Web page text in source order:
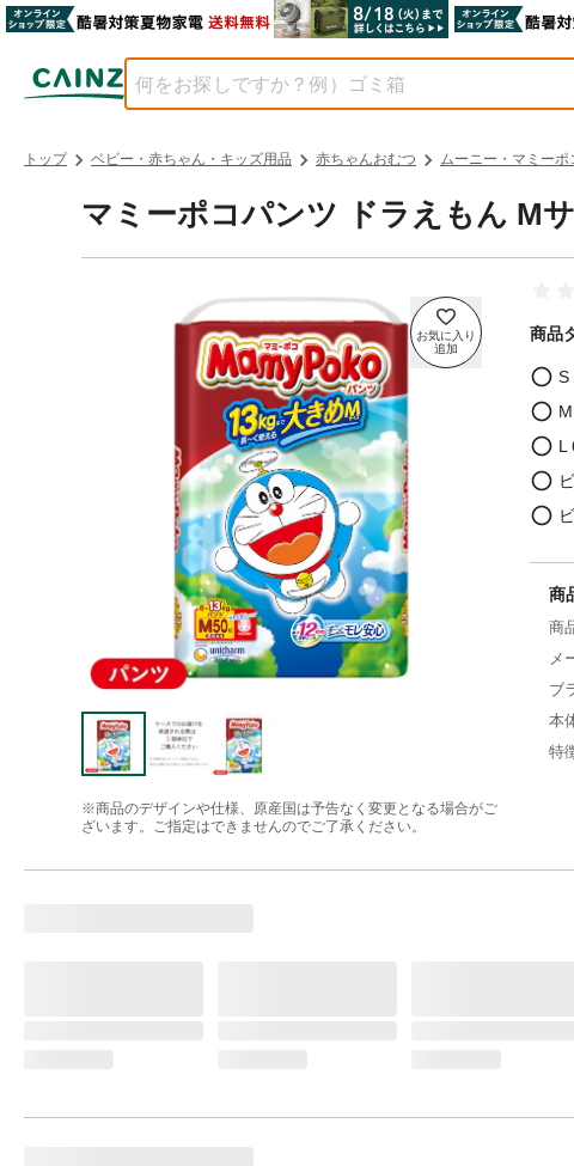
トップ ベビー・赤ちゃん・キッズ用品 赤ちゃんおむつ ムーニー・マミーポ
マミーポコパンツ ドラえもん M
※商品のデザインや仕様、原産国は予告なく変更となる場合がご
ざいます。ご指定はできませんのでご了承ください。
商品
S
L
商
商
メ
ブ
本
特
材